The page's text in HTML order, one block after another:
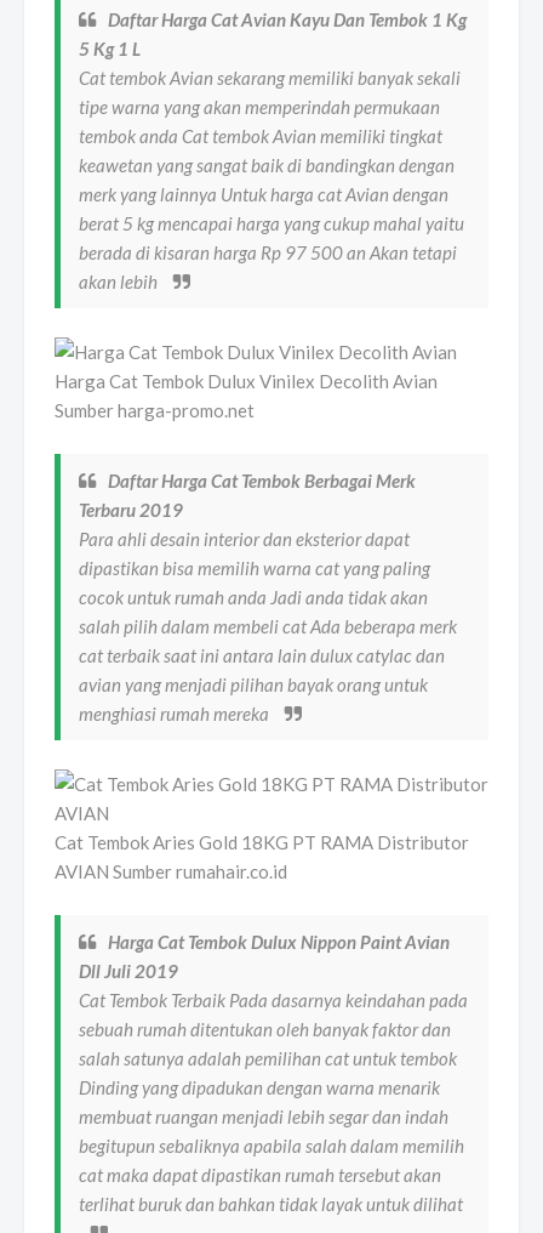
Daftar Harga Cat Avian Kayu Dan Tembok 1 Kg
5 Kg 1 L
Cat tembok Avian sekarang memiliki banyak sekali
tipe warna yang akan memperindah permukaan
tembok anda Cat tembok Avian memiliki tingkat
keawetan yang sangat baik di bandingkan dengan
merk yang lainnya Untuk harga cat Avian dengan
berat 5 kg mencapai harga yang cukup mahal yaitu
berada di kisaran harga Rp 97 500 an Akan tetapi
akan lebih
Harga Cat Tembok Dulux Vinilex Decolith Avian
Sumber harga-promo.net
Daftar Harga Cat Tembok Berbagai Merk
Terbaru 2019
Para ahli desain interior dan eksterior dapat
dipastikan bisa memilih warna cat yang paling
cocok untuk rumah anda Jadi anda tidak akan
salah pilih dalam membeli cat Ada beberapa merk
cat terbaik saat ini antara lain dulux catylac dan
avian yang menjadi pilihan bayak orang untuk
menghiasi rumah mereka
Cat Tembok Aries Gold 18KG PT RAMA Distributor
AVIAN Sumber rumahair.co.id
Harga Cat Tembok Dulux Nippon Paint Avian
Dll Juli 2019
Cat Tembok Terbaik Pada dasarnya keindahan pada
sebuah rumah ditentukan oleh banyak faktor dan
salah satunya adalah pemilihan cat untuk tembok
Dinding yang dipadukan dengan warna menarik
membuat ruangan menjadi lebih segar dan indah
begitupun sebaliknya apabila salah dalam memilih
cat maka dapat dipastikan rumah tersebut akan
terlihat buruk dan bahkan tidak layak untuk dilihat